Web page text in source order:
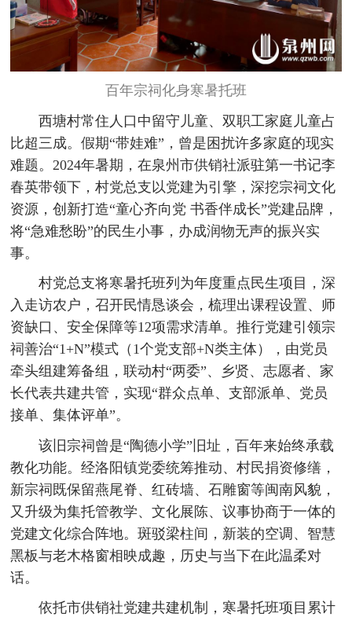
百年宗祠化身寒暑托班
西塘村常住人口中留守儿童、双职工家庭儿童占
比超三成。假期“带娃难”，曾是困扰许多家庭的现实
难题。2024年暑期，在泉州市供销社派驻第一书记李
春英带领下，村党总支以党建为引擎，深挖宗祠文化
资源，创新打造“童心齐向党 书香伴成长”党建品牌，
将“急难愁盼”的民生小事，办成润物无声的振兴实
事。
村党总支将寒暑托班列为年度重点民生项目，深
入走访农户，召开民情恳谈会，梳理出课程设置、师
资缺口、安全保障等12项需求清单。推行党建引领宗
祠善治“1+N”模式（1个党支部+N类主体），由党员
牵头组建筹备组，联动村“两委”、乡贤、志愿者、家
长代表共建共管，实现“群众点单、支部派单、党员
接单、集体评单”。
该旧宗祠曾是“陶德小学”旧址，百年来始终承载
教化功能。经洛阳镇党委统筹推动、村民捐资修缮，
新宗祠既保留燕尾脊、红砖墙、石雕窗等闽南风貌，
又升级为集托管教学、文化展陈、议事协商于一体的
党建文化综合阵地。斑驳梁柱间，新装的空调、智慧
黑板与老木格窗相映成趣，历史与当下在此温柔对
话。
依托市供销社党建共建机制，寒暑托班项目累计